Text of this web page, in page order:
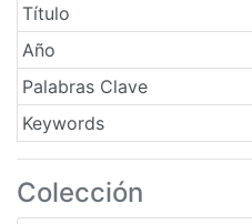
Título
Año
Palabras Clave
Keywords
Colección